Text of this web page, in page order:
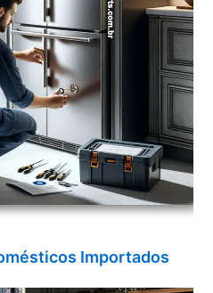
Importados